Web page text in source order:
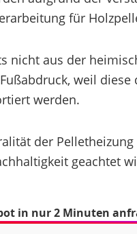
für
nicht aus der
weil
werden.
der
geachtet
in nur 2 Minuten